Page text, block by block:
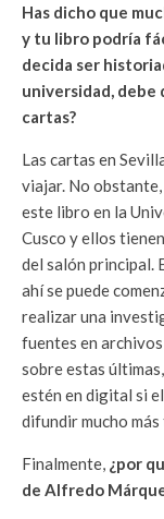
Has dicho que
y tu libro podría
decida ser
universidad, debe
cartas?
Las cartas en
viajar. No obstante,
este libro en la
Cusco y ellos
del salón principal.
ahí se puede
realizar una
fuentes en
sobre estas
estén en digital si
difundir mucho
Finalmente, ¿por
de Alfredo